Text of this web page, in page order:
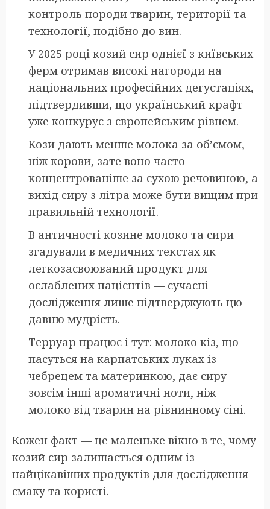
контроль породи тварин, території та
технології, подібно до вин.
У 2025 році козий сир однієї з київських
ферм отримав високі нагороди на
національних професійних дегустаціях,
підтвердивши, що український крафт
уже конкурує з європейським рівнем.
Кози дають менше молока за об’ємом,
ніж корови, зате воно часто
концентрованіше за сухою речовиною, а
вихід сиру з літра може бути вищим при
правильній технології.
В античності козине молоко та сири
згадували в медичних текстах як
легкозасвоюваний продукт для
ослаблених пацієнтів — сучасні
дослідження лише підтверджують цю
давню мудрість.
Терруар працює і тут: молоко кіз, що
пасуться на карпатських луках із
чебрецем та материнкою, дає сиру
зовсім інші ароматичні ноти, ніж
молоко від тварин на рівнинному сіні.
Кожен факт — це маленьке вікно в те, чому
козий сир залишається одним із
найцікавіших продуктів для дослідження
смаку та користі.